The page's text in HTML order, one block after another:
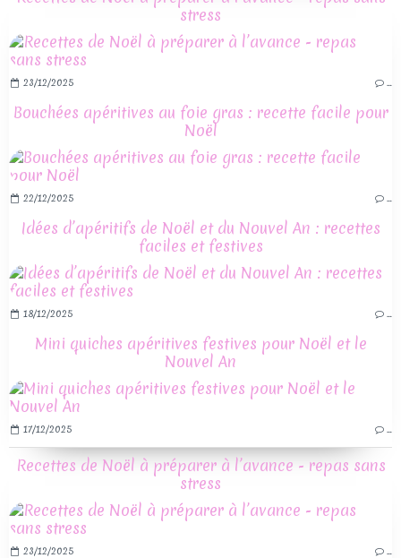
stress
23/12/2025 …
Bouchées apéritives au foie gras : recette facile pour
Noël
22/12/2025 …
Idées d’apéritifs de Noël et du Nouvel An : recettes
faciles et festives
18/12/2025 …
Mini quiches apéritives festives pour Noël et le
Nouvel An
17/12/2025 …
Recettes de Noël à préparer à l’avance - repas sans
stress
23/12/2025 …